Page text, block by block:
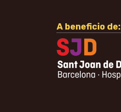
A beneficio de: